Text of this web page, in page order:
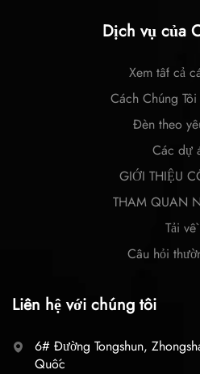
Dịch vụ của
Xem tất cả
Cách Chúng
Đèn theo
Các dự
GIỚI THIỆU
THAM QUAN
Tải về
Câu hỏi
Liên hệ với chúng tôi
6# Đường Tongshun,
Quốc